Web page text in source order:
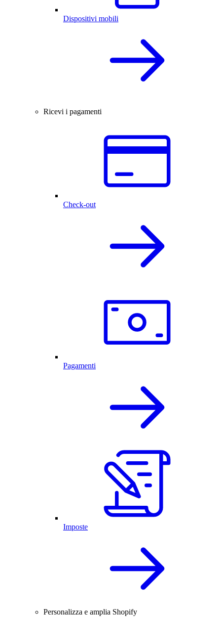
Dispositivi mobili
Ricevi i pagamenti
Check-out
Pagamenti
Imposte
Personalizza e amplia Shopify